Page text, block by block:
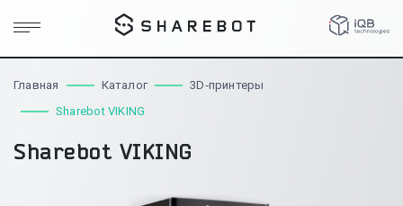
Главная Каталог
3D‑принтеры
Sharebot VIKING
Sharebot VIKING